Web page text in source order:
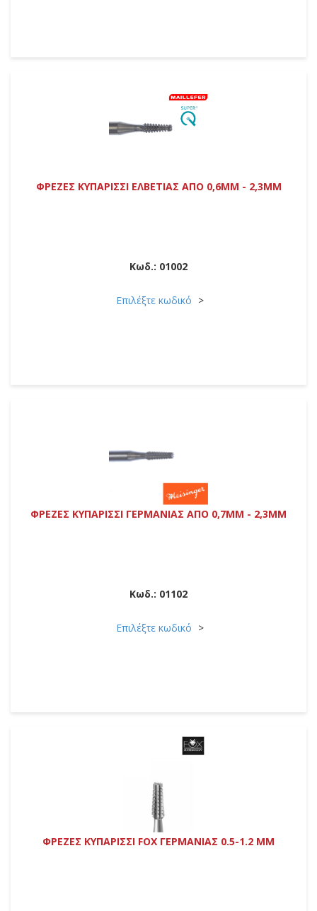
ΦΡΕΖΕΣ ΚΥΠΑΡΙΣΣΙ ΕΛΒΕΤΙΑΣ ΑΠΟ 0,6MM - 2,3MM
Κωδ.: 01002
Επιλέξτε κωδικό
ΦΡΕΖΕΣ ΚΥΠΑΡΙΣΣΙ ΓΕΡΜΑΝΙΑΣ ΑΠΟ 0,7MM - 2,3MM
Κωδ.: 01102
Επιλέξτε κωδικό
ΦΡΕΖΕΣ ΚΥΠΑΡΙΣΣΙ FOX ΓΕΡΜΑΝΙΑΣ 0.5-1.2 MM